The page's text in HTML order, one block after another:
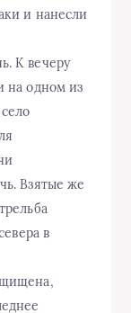
и нанесли
К вечеру
на одном из
Взятые же
в